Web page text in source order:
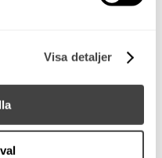
Visa detaljer